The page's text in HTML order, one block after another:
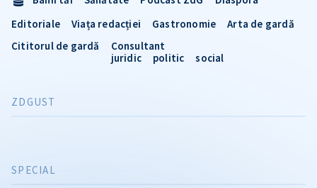
SPECIAL
Editoriale
Viața redacției Gastronomie
Arta de gardă
Cititorul de gardă
Consultant
juridic
politic social
ZDGUST